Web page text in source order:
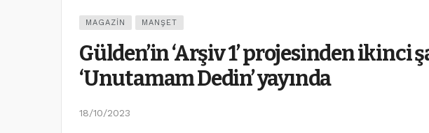
MAGAZİN MANŞET
Gülden’in ‘Arşiv 1’ projesinden ikinci
‘Unutamam Dedin’ yayında
18/10/2023